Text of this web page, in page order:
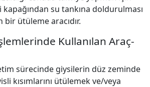
su tankına doldurulması
bir ütüleme aracıdır.
Kullanılan Araç-
sürecinde giysilerin düz zeminde
kısımlarını ütülemek ve/veya